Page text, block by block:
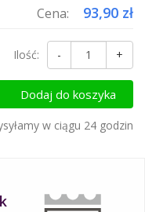
Cena: 93,90 zł
Dodaj do koszyka
Ilość: - +
w ciągu 24 godzin